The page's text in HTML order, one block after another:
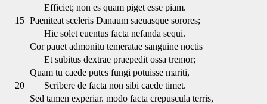
Efficiet; non es quam piget esse piam.
15 Paeniteat sceleris Danaum saeuasque sorores;
Hic solet euentus facta nefanda sequi.
Cor pauet admonitu temeratae sanguine noctis
Et subitus dextrae praepedit ossa tremor;
Quam tu caede putes fungi potuisse mariti,
20
Scribere de facta non sibi caede timet.
Sed tamen experiar. modo facta crepuscula terris,